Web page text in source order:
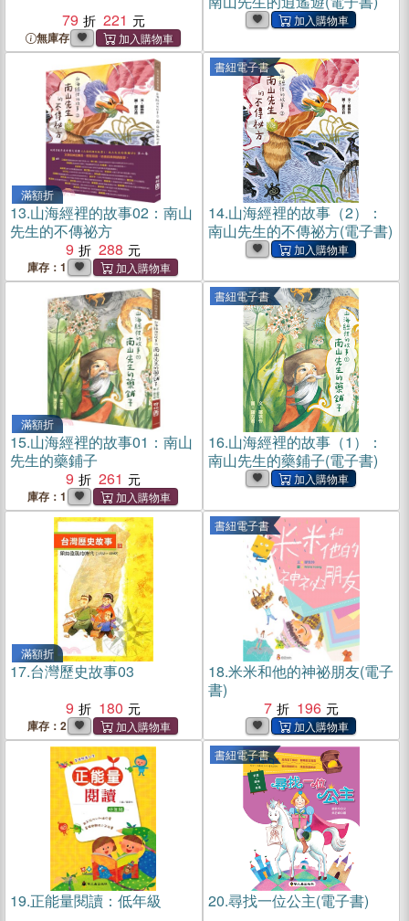
79
221
無庫存
滿額折
13.山海經裡的故事02：南山
先生的不傳祕方
9
288
庫存：1
書紐電子書
14.山海經裡的故事（2）：
南山先生的不傳祕方(電子書)
滿額折
15.山海經裡的故事01：南山
先生的藥鋪子
9
261
庫存：1
書紐電子書
16.山海經裡的故事（1）：
南山先生的藥鋪子(電子書)
滿額折
17.台灣歷史故事03
9
180
庫存：2
書紐電子書
18.米米和他的神祕朋友(電子
書)
7
196
19.正能量閱讀：低年級
書紐電子書
20.尋找一位公主(電子書)